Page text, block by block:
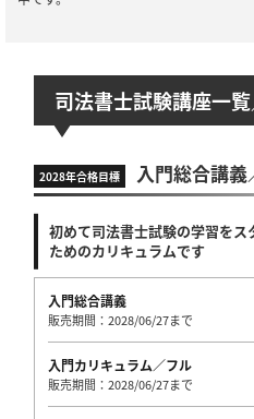
司法書士試験講座一
2028年合格目標 入門総合講
初めて司法書士試験の学習を
ためのカリキュラムです
入門総合講義
販売期間：2028/06/27まで
入門カリキュラム／フル
販売期間：2028/06/27まで